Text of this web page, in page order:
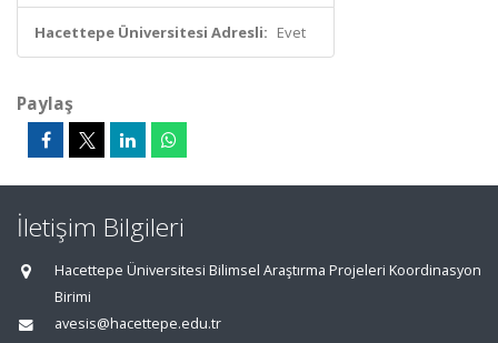
Hacettepe Üniversitesi Adresli: Evet
Paylaş
İletişim Bilgileri
Hacettepe Üniversitesi Bilimsel Araştırma Projeleri Koordinasyon
Birimi
avesis@hacettepe.edu.tr